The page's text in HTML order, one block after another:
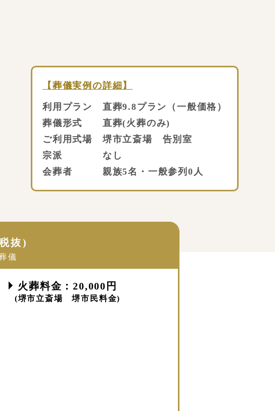
【葬儀実例の詳細】
利用プラン 直葬9.8プラン（一般価格）
葬儀形式 直葬(火葬のみ)
ご利用式場 堺市立斎場 告別室
宗派 なし
会葬者 親族5名・一般参列0人
抜)
儀
火葬料金：20,000円
(堺市立斎場 堺市民料金)